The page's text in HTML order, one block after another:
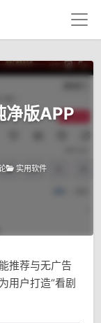
净版APP
实用软件
推荐与无广告
用户打造“看剧